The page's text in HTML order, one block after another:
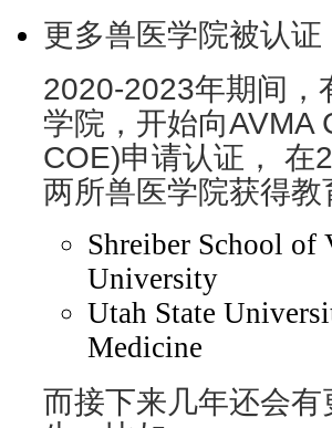
更多兽医学院被认证
2020-2023年期间，
学院，开始向AVMA
COE)申请认证， 在
两所兽医学院获得教
Shreiber School of
University
Utah State
Medicine
而接下来几年还会